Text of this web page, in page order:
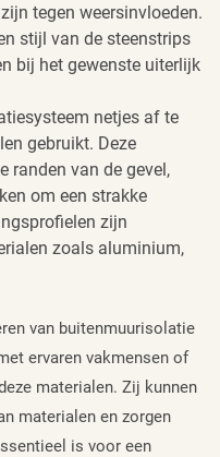
tegen weersinvloeden.
stijl van de steenstrips
bij het gewenste uiterlijk
netjes af te
gebruikt. Deze
randen van de gevel,
om een strakke
zijn
zoals aluminium,
van buitenmuurisolatie
ervaren vakmensen of
materialen. Zij kunnen
materialen en zorgen
is voor een